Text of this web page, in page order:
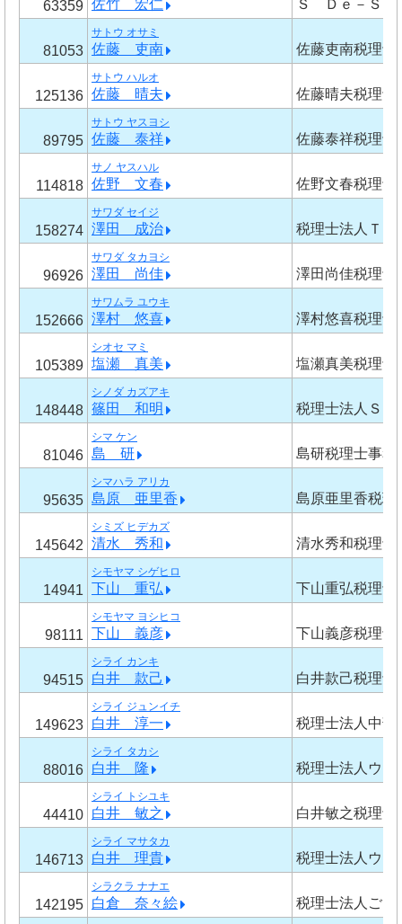
63359 佐竹 宏仁 Ｓ Ｄｅ－ＳＩ
81053
サトウ オサミ
佐藤 吏南 佐藤吏南税理士
125136
サトウ ハルオ
佐藤 晴夫 佐藤晴夫税理士
89795
サトウ ヤスヨシ
佐藤 泰祥 佐藤泰祥税理士
114818
サノ ヤスハル
佐野 文春 佐野文春税理士
158274
サワダ セイジ
澤田 成治 税理士法人ＴＥ
96926
サワダ タカヨシ
澤田 尚佳 澤田尚佳税理士
152666
サワムラ ユウキ
澤村 悠喜 澤村悠喜税理士
105389
シオセ マミ
塩瀬 真美 塩瀬真美税理士
148448
シノダ カズアキ
篠田 和明 税理士法人ＳＨ
81046
シマ ケン
島 研 島研税理士事務
95635
シマハラ アリカ
島原 亜里香 島原亜里香税理
145642
シミズ ヒデカズ
清水 秀和 清水秀和税理士
14941
シモヤマ シゲヒロ
下山 重弘 下山重弘税理士
98111
シモヤマ ヨシヒコ
下山 義彦 下山義彦税理士
94515
シライ カンキ
白井 款己 白井款己税理士
149623
シライ ジュンイチ
白井 淳一 税理士法人中
88016
シライ タカシ
白井 隆 税理士法人ウィ
44410
シライ トシユキ
白井 敏之 白井敏之税理士
146713
シライ マサタカ
白井 理貴 税理士法人ウィ
142195
シラクラ ナナエ
白倉 奈々絵 税理士法人ご